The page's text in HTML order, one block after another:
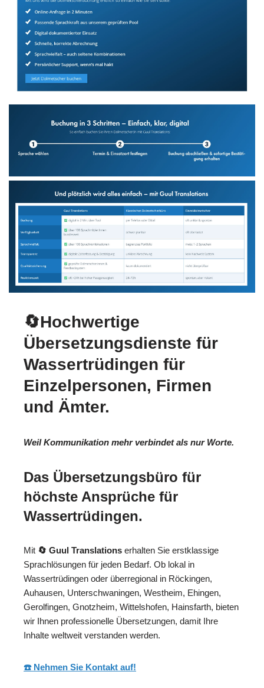
🔄Hochwertige
Übersetzungsdienste für
Wassertrüdingen für
Einzelpersonen, Firmen
und Ämter.
Weil Kommunikation mehr verbindet als nur Worte.
Das Übersetzungsbüro für
höchste Ansprüche für
Wassertrüdingen.
Mit 🔄 Guul Translations erhalten Sie erstklassige
Sprachlösungen für jeden Bedarf. Ob lokal in
Wassertrüdingen oder überregional in Röckingen,
Auhausen, Unterschwaningen, Westheim, Ehingen,
Gerolfingen, Gnotzheim, Wittelshofen, Hainsfarth, bieten
wir Ihnen professionelle Übersetzungen, damit Ihre
Inhalte weltweit verstanden werden.
☎️ Nehmen Sie Kontakt auf!